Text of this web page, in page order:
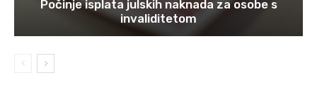
Počinje isplata julskih naknada za osobe s
invaliditetom